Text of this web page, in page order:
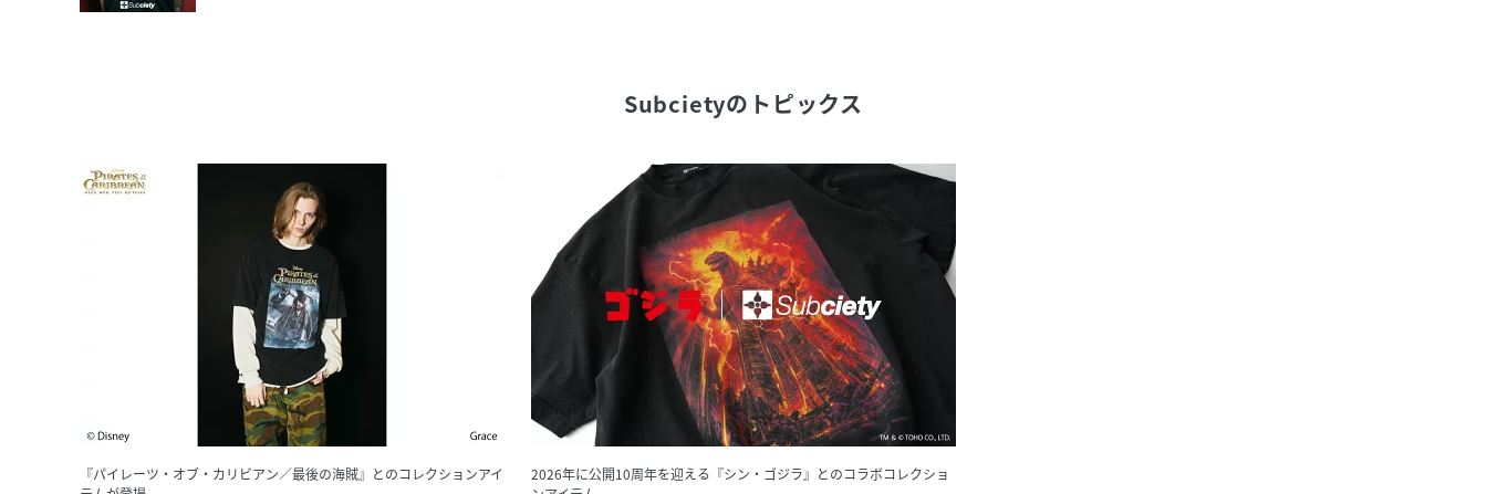
Subcietyのトピックス
『パイレーツ・オブ・カリビアン／最後の海賊』とのコレクションアイ
2026年に公開10周年を迎える『シン・ゴジラ』とのコラボコレクショ